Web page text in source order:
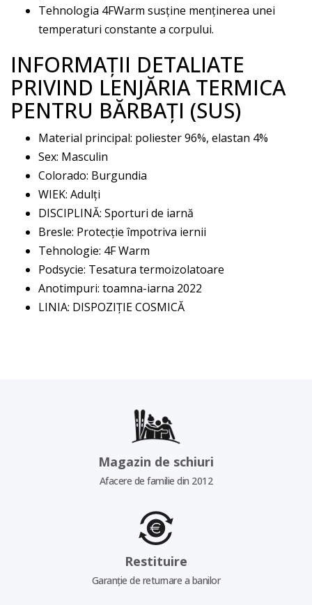
Tehnologia 4FWarm susține menținerea unei
temperaturi constante a corpului.
INFORMAȚII DETALIATE
PRIVIND LENJĂRIA TERMICA
PENTRU BĂRBAȚI (SUS)
Material principal: poliester 96%, elastan 4%
Sex: Masculin
Colorado: Burgundia
WIEK: Adulți
DISCIPLINĂ: Sporturi de iarnă
Bresle: Protecție împotriva iernii
Tehnologie: 4F Warm
Podsycie: Tesatura termoizolatoare
Anotimpuri: toamna-iarna 2022
LINIA: DISPOZIȚIE COSMICĂ
Magazin de schiuri
Afacere de familie din 2012
Restituire
Garanție de returnare a banilor